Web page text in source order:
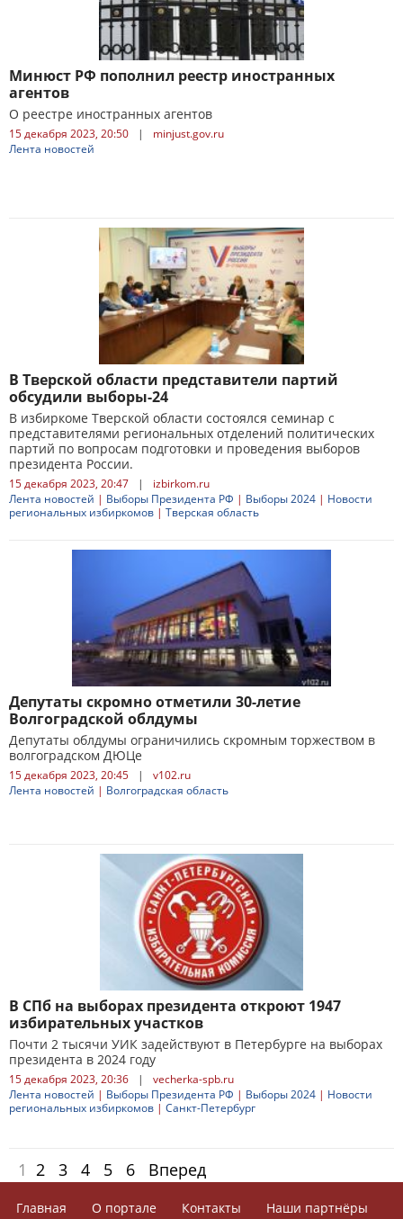
Минюст РФ пополнил реестр иностранных
агентов
О реестре иностранных агентов
15 декабря 2023, 20:50 |
minjust.gov.ru
Лента новостей
В Тверской области представители партий
обсудили выборы-24
В избиркоме Тверской области состоялся семинар с
представителями региональных отделений политических
партий по вопросам подготовки и проведения выборов
президента России.
15 декабря 2023, 20:47 |
izbirkom.ru
Лента новостей | Выборы Президента РФ | Выборы 2024 | Новости
региональных избиркомов | Тверская область
Депутаты скромно отметили 30-летие
Волгоградской облдумы
Депутаты облдумы ограничились скромным торжеством в
волгоградском ДЮЦе
15 декабря 2023, 20:45 |
v102.ru
Лента новостей | Волгоградская область
В СПб на выборах президента откроют 1947
избирательных участков
Почти 2 тысячи УИК задействуют в Петербурге на выборах
президента в 2024 году
15 декабря 2023, 20:36 |
vecherka-spb.ru
Лента новостей | Выборы Президента РФ | Выборы 2024 | Новости
региональных избиркомов | Санкт-Петербург
1 2 3 4 5 6 Вперед
Главная О портале Контакты Наши партнёры